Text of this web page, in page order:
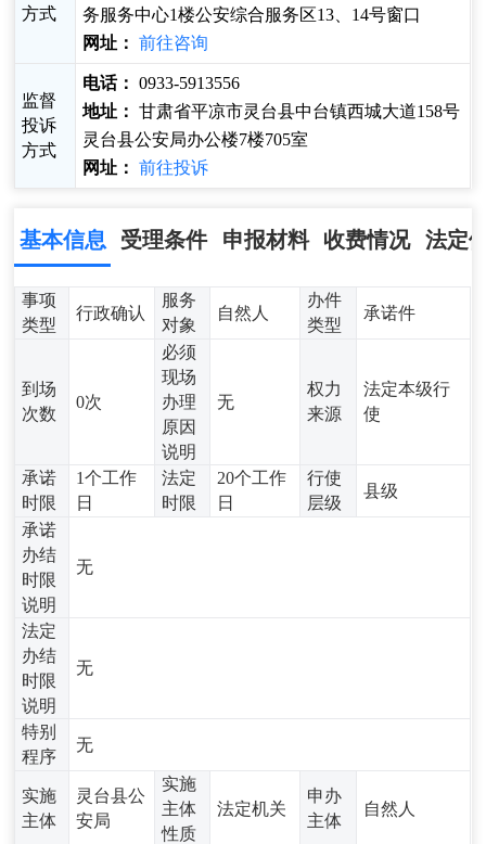
方式
务服务中心1楼公安综合服务区13、14号窗口
网址： 前往咨询
监督
投诉
方式
电话： 0933-5913556
地址： 甘肃省平凉市灵台县中台镇西城大道158号
灵台县公安局办公楼7楼705室
网址： 前往投诉
基本信息 受理条件 申报材料 收费情况 法定
事项
类型
行政确认
服务
对象
自然人
办件
类型
承诺件
到场
次数
0次
必须
现场
办理
原因
说明
无
权力
来源
法定本级行
使
承诺
时限
1个工作
日
法定
时限
20个工作
日
行使
层级
县级
承诺
办结
时限
说明
无
法定
办结
时限
说明
无
特别
程序
无
实施
主体
灵台县公
安局
实施
主体
性质
法定机关
申办
主体
自然人